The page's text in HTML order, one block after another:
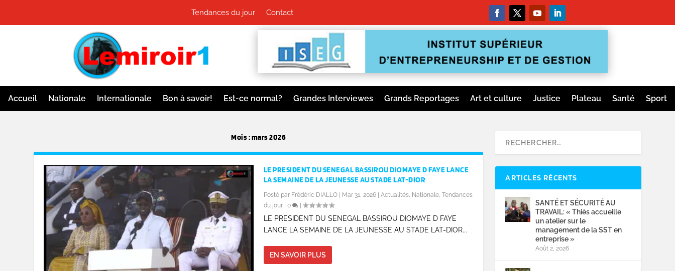
Tendances du jour Contact
Accueil Nationale Internationale Bon à savoir! Est-ce normal? Grandes Interviewes Grands Reportages Art et culture Justice Plateau Santé Sport
Mois :mars 2026
LE PRESIDENT DU SENEGAL BASSIROU DIOMAYE D FAYE LANCE
LA SEMAINE DE LA JEUNESSE AU STADE LAT-DIOR
Posté par Frédéric DIALLO| Mar 31, 2026| Actualités, Nationale, Tendances
du jour| 0 |
LE PRESIDENT DU SENEGAL BASSIROU DIOMAYE D FAYE
LANCE LA SEMAINE DE LA JEUNESSE AU STADE LAT-DIOR...
EN SAVOIR PLUS
ARTICLES RÉCENTS
SANTÉ ET SÉCURITÉ AU
TRAVAIL: « Thiès accueille
un atelier sur le
management de la SST en
entreprise »
Août 2, 2026